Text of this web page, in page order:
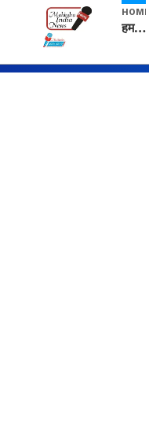
HOME
हम सनातनी..." सांसद kangana Ranaut से क्या बोली लड़की? Viral Jantar-Mantar | CJP protest